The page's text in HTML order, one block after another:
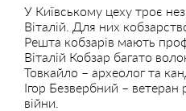
У Київському цеху троє
Віталій. Для них
Решта кобзарів мають
Віталій Кобзар багато
Товкайло – археолог та
Ігор Безвербний – ветеран
війни.